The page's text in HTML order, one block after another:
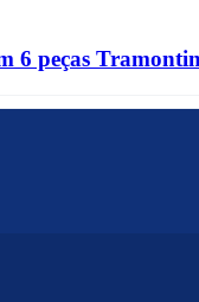
6 peças